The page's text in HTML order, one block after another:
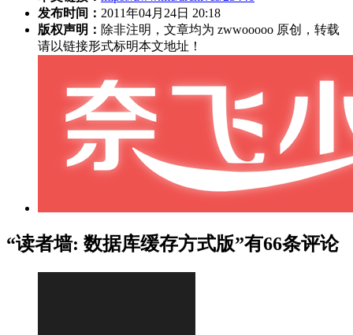
发布时间： 2011年04月24日 20:18
版权声明： 除非注明，文章均为 zwwooooo 原创，转载
请以链接形式标明本文地址！
“读者墙: 数据库缓存方式版”有66条评论